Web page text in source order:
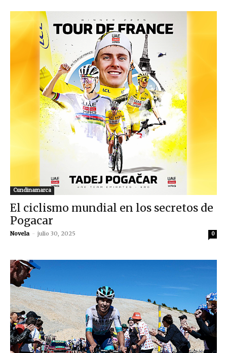
Cundinamarca
El ciclismo mundial en los secretos de
Pogacar
Novela - julio 30, 2025 0